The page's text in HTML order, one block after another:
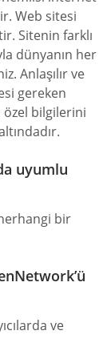
Web sitesi
Sitenin farklı
dünyanın her
Anlaşılır ve
gereken
özel bilgilerini
uyumlu
bir
ve